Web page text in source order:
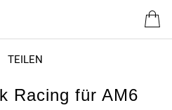
TEILEN
Racing für AM6